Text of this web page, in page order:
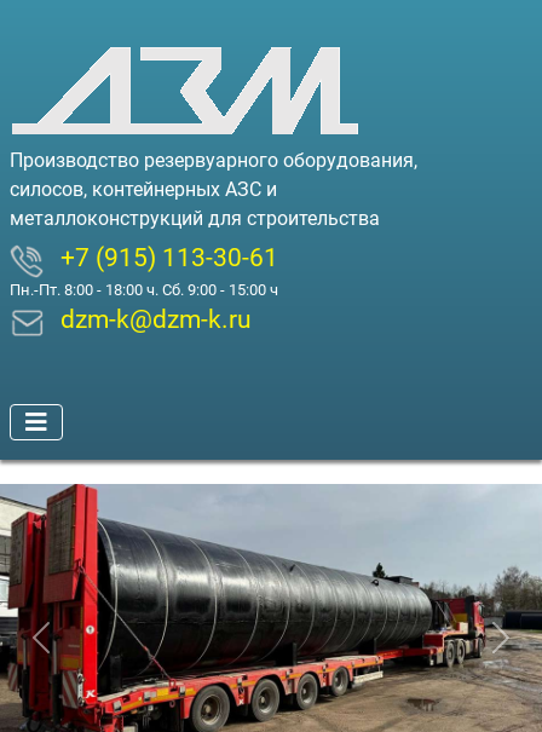
Производство резервуарного оборудования,
силосов, контейнерных АЗС и
металлоконструкций для строительства
+7 (915) 113-30-61
Пн.-Пт. 8:00 - 18:00 ч. Сб. 9:00 - 15:00 ч
dzm-k@dzm-k.ru
Предыдущий